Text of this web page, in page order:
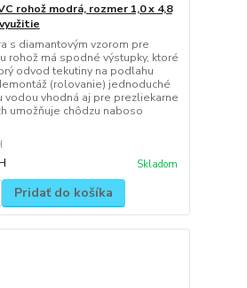
rohož modrá, rozmer 1,0 x 4,8
s diamantovým vzorom pre
rohož má spodné výstupky, ktoré
odvod tekutiny na podlahu
(rolovanie) jednoduché
vodou vhodná aj pre prezliekarne
umožňuje chôdzu naboso
Skladom
Pridať do košíka